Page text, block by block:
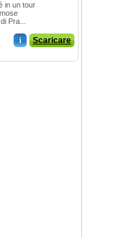
in un tour
Pra...
i Scaricare